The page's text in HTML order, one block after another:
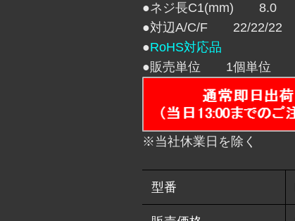
●ネジ長C1(mm) 8.0
●対辺A/C/F 22/22/22
●RoHS対応品
●販売単位 1個単位
※当社休業日を除く
型番